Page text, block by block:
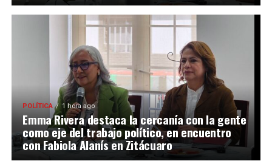
POLÍTICA 1 hora ago
Emma Rivera destaca la cercanía con la gente
como eje del trabajo político, en encuentro
con Fabiola Alanís en Zitácuaro